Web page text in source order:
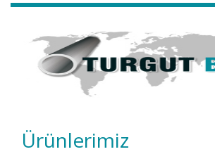
Ürünlerimiz